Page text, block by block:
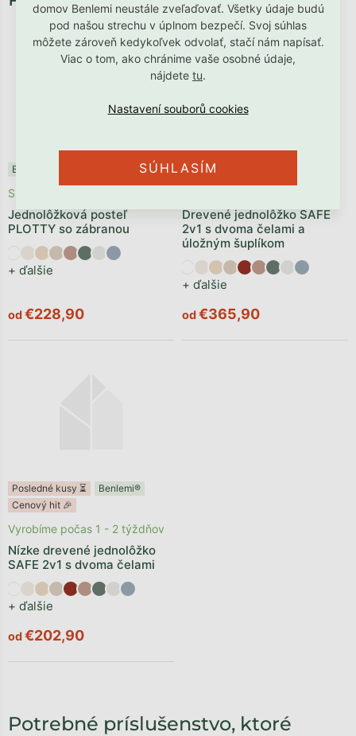
domov Benlemi neustále zveľaďovať. Všetky údaje budú
pod našou strechu v úplnom bezpečí. Svoj súhlas
môžete zároveň kedykoľvek odvolať, stačí nám napísať.
Viac o tom, ako chránime vaše osobné údaje,
nájdete tu.
SÚHLASÍM
Benlemi®
Jednolôžková posteľ
PLOTTY so zábranou
+ ďalšie
Skladom
od€228,90
Posledné kusy ⏳
Drevené jednolôžko SAFE
2v1 s dvoma čelami a
úložným šuplíkom
+ ďalšie
od€365,90
Posledné kusy ⏳
Benlemi®
Cenový hit 🎉
Nízke drevené jednolôžko
SAFE 2v1 s dvoma čelami
+ ďalšie
Vyrobíme počas 1 - 2 týždňov
od€202,90
Potrebné príslušenstvo, ktoré